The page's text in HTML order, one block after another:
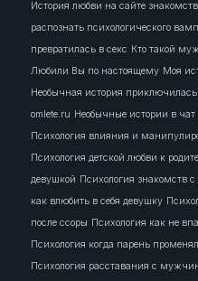
История любви на сайте
распознать психологического
превратилась в секс Кто такой
Любили Вы по настоящему Моя
Необычная история
omlete.ru Необычные истории в чат
Психология влияния и
Психология детской любви к
девушкой Психология знакомств
как влюбить в себя девушку
после ссоры Психология как не
Психология когда парень
Психология расставания с